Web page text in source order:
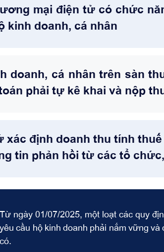
mại điện tử có chức
kinh doanh, cá nhân
doanh, cá nhân trên sàn
phải tự kê khai và nộp
xác định doanh thu tính
tin phản hồi từ các tổ
Từ ngày 01/07/2025, một loạt các quy
yêu cầu hộ kinh doanh phải nắm vững
có.